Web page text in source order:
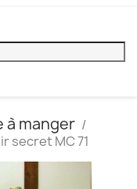
à manger
secret MC 71